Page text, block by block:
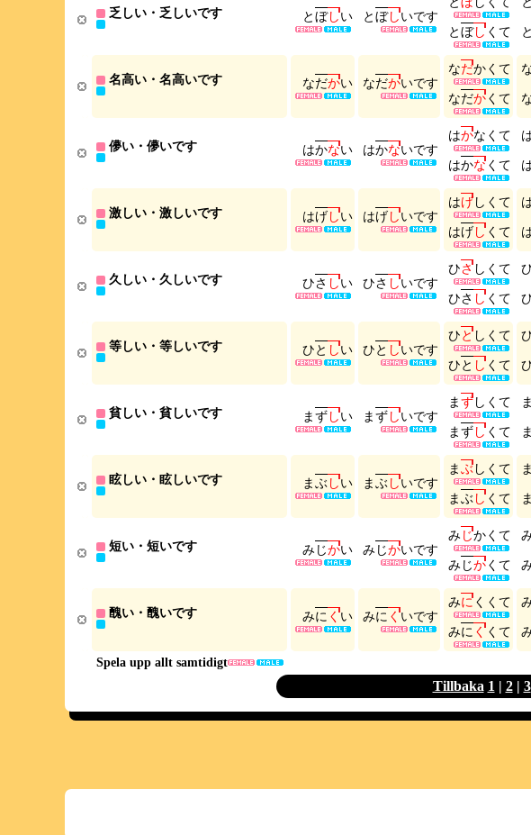
Spela upp allt samtidigt
乏しい・乏しいです とぼしい とぼしいです
とぼしく て と
名高い・名高いです なだかい なだかいです
なだかく て
なだかく て
儚い・儚いです はかない はかないです
はかな く て
はかなく て
激しい・激しいです はげしい はげしいです
はげし く て
はげしく て
久しい・久しいです ひさ しい ひさ しいです
ひさし く て
ひさ しく て
等しい・等しいです ひと しい ひと しいです
ひとし く て
ひと しく て
貧しい・貧しいです まずしい まずしいです
まずし く て
まずしく て
ま
ま
眩しい・眩しいです まぶ しい まぶ しいです
まぶし く て
まぶ しく て
ま
ま
短い・短いです みじかい みじかいです
みじかく て
みじかく て
醜い・醜いです みに くい みに くいです
みにく く て
みに くく て
Tillbaka 1 | 2| 3